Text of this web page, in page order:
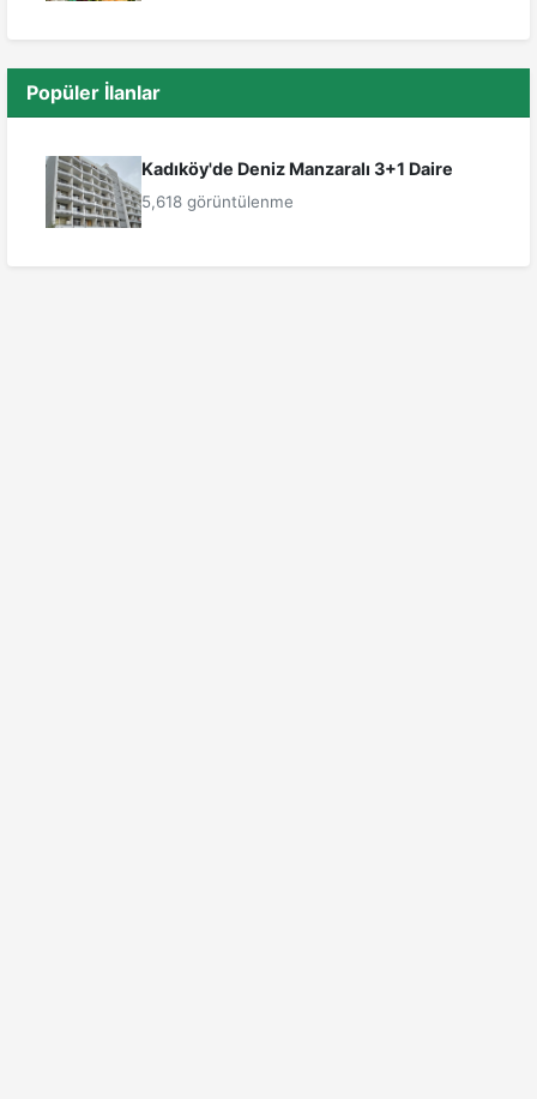
Popüler İlanlar
Kadıköy'de Deniz Manzaralı 3+1 Daire
5,618 görüntülenme